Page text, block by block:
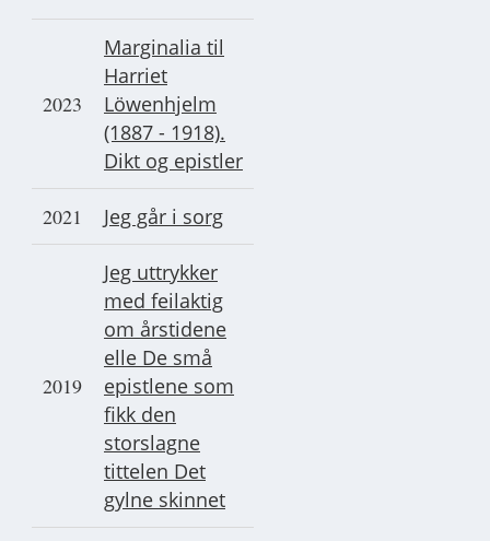
2023
Marginalia til
Harriet
Löwenhjelm
(1887 - 1918).
Dikt og epistler
2021 Jeg går i sorg
2019
Jeg uttrykker
med feilaktig
om årstidene
elle De små
epistlene som
fikk den
storslagne
tittelen Det
gylne skinnet